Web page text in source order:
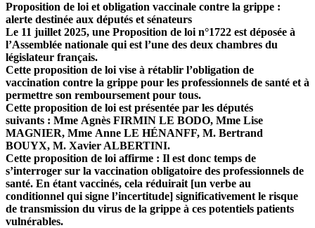
Proposition de loi et obligation vaccinale contre la grippe :
alerte destinée aux députés et sénateurs
Le 11 juillet 2025, une Proposition de loi n°1722 est déposée à
l’Assemblée nationale qui est l’une des deux chambres du
législateur français.
Cette proposition de loi vise à rétablir l’obligation de
vaccination contre la grippe pour les professionnels de santé et à
permettre son remboursement pour tous.
Cette proposition de loi est présentée par les députés
suivants : Mme Agnès FIRMIN LE BODO, Mme Lise
MAGNIER, Mme Anne LE HÉNANFF, M. Bertrand
BOUYX, M. Xavier ALBERTINI.
Cette proposition de loi affirme : Il est donc temps de
s’interroger sur la vaccination obligatoire des professionnels de
santé. En étant vaccinés, cela réduirait [un verbe au
conditionnel qui signe l’incertitude] significativement le risque
de transmission du virus de la grippe à ces potentiels patients
vulnérables.